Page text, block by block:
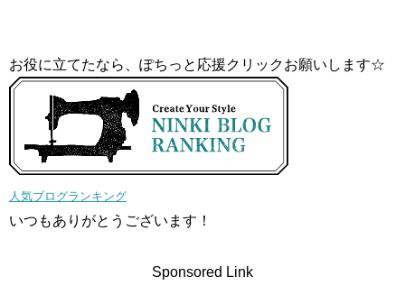
お役に立てたなら、ぽちっと応援クリックお願いします☆
人気ブログランキング
いつもありがとうございます！
Sponsored Link